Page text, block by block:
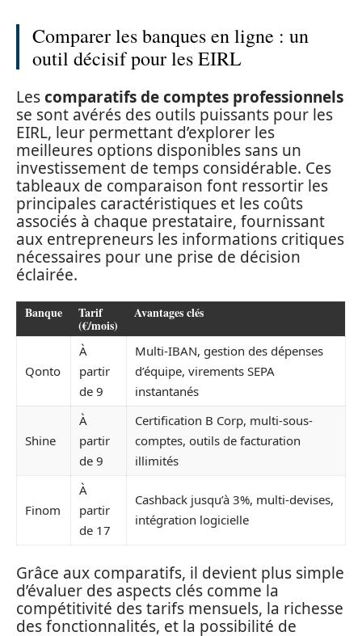
Comparer les banques en ligne : un
outil décisif pour les EIRL
Lescomparatifs de comptes professionnels
se sont avérés des outils puissants pour les
EIRL, leur permettant d’explorer les
meilleures options disponibles sans un
investissement de temps considérable. Ces
tableaux de comparaison font ressortir les
principales caractéristiques et les coûts
associés à chaque prestataire, fournissant
aux entrepreneurs les informations critiques
nécessaires pour une prise de décision
éclairée.
Banque Tarif
(€/mois)
Avantages clés
Qonto
À
partir
de 9
Multi-IBAN, gestion des dépenses
d’équipe, virements SEPA
instantanés
Shine
À
partir
de 9
Certification B Corp, multi-sous-
comptes, outils de facturation
illimités
Finom
À
partir
de 17
Cashback jusqu’à 3%, multi-devises,
intégration logicielle
Grâce aux comparatifs, il devient plus simple
d’évaluer des aspects clés comme la
compétitivité des tarifs mensuels, la richesse
des fonctionnalités, et la possibilité de